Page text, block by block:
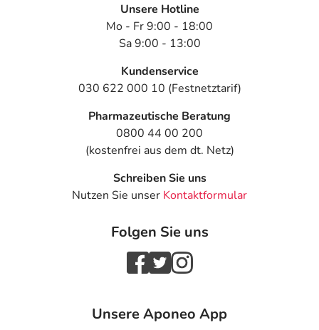
Unsere Hotline
Mo - Fr 9:00 - 18:00
Sa 9:00 - 13:00
Kundenservice
030 622 000 10 (Festnetztarif)
Pharmazeutische Beratung
0800 44 00 200
(kostenfrei aus dem dt. Netz)
Schreiben Sie uns
Nutzen Sie unser Kontaktformular
Folgen Sie uns
Unsere Aponeo App